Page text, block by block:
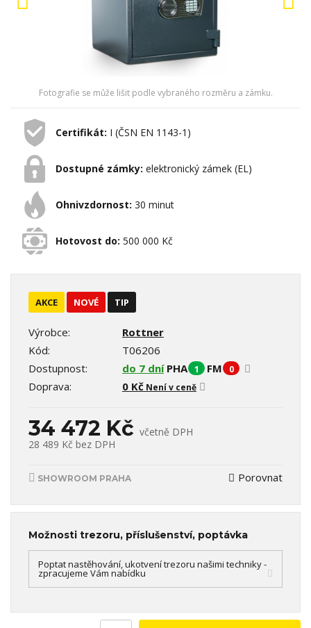
Fotografie se může lišit podle vybraného rozměru a zámku.
Certifikát: I (ČSN EN 1143-1)
Dostupné zámky: elektronický zámek (EL)
Ohnivzdornost: 30 minut
Hotovost do: 500 000 Kč
AKCE NOVÉ TIP
Výrobce:
Rottner
Kód:
T06206
Dostupnost:
do 7 dní PHA 1 FM 0
Doprava: 0 Kč Není v ceně
34 472 Kč včetně DPH
28 489 Kč bez DPH
SHOWROOM PRAHA Porovnat
Možnosti trezoru, příslušenství, poptávka
Poptat nastěhování, ukotvení trezoru našimi techniky -
zpracujeme Vám nabídku